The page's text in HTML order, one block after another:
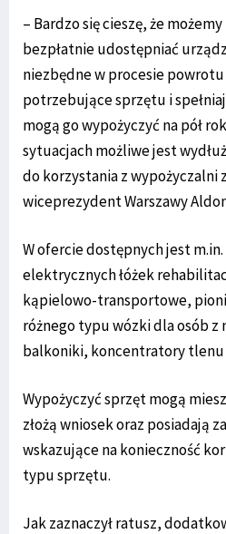
– Bardzo się cieszę, że
bezpłatnie udostępniać
niezbędne w procesie
potrzebujące sprzętu i
mogą go wypożyczyć na pół
sytuacjach możliwe jest
do korzystania z wypożyczalni
wiceprezydent Warszawy
W ofercie dostępnych jest
elektrycznych łóżek
kąpielowo-transportowe,
różnego typu wózki dla osób z
balkoniki, koncentratory
Wypożyczyć sprzęt mogą
złożą wniosek oraz posiadają
wskazujące na konieczność
typu sprzętu.
Jak zaznaczył ratusz,